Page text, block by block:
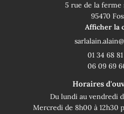
5 rue de la ferme
95470
Afficher la
01 34 68
06 09 69
Horaires
Du lundi au vendredi
Mercredi de 8h00 à 12h30